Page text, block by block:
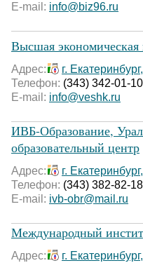
E-mail: info@biz96.ru
Высшая
Адрес:
г.
Телефон: (343) 342-01-10
E-mail: info@veshk.ru
ИВБ-Образование,
образовательный центр
Адрес:
г.
Телефон: (343) 382-82-18
E-mail: ivb-obr@mail.ru
Международный
Адрес:
г.